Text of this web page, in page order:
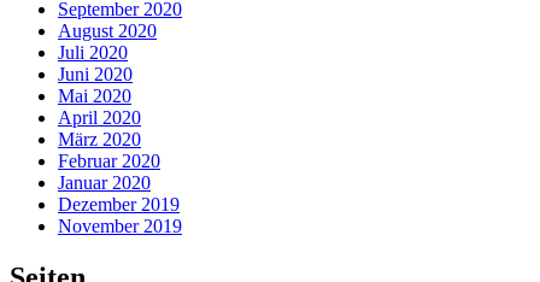
September 2020
August 2020
Juli 2020
Juni 2020
Mai 2020
April 2020
März 2020
Februar 2020
Januar 2020
Dezember 2019
November 2019